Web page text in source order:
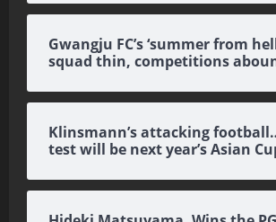
Gwangju FC’s ‘summer from
squad thin, competitions
Klinsmann’s attacking
test will be next year’s Asian